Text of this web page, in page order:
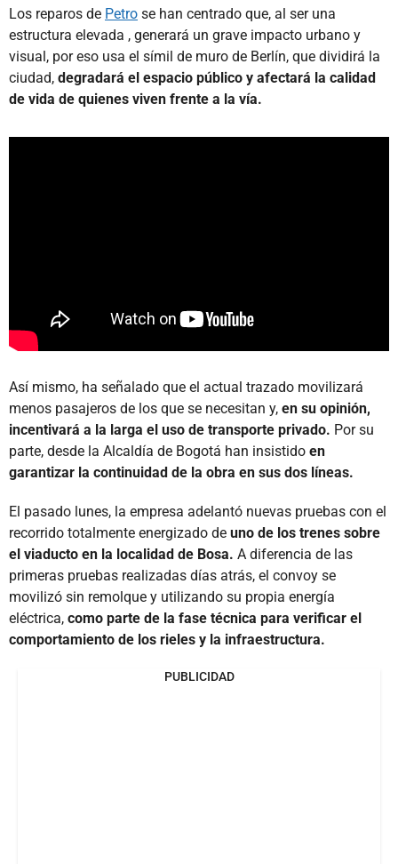
Los reparos de Petro se han centrado que, al ser una
estructura elevada , generará un grave impacto urbano y
visual, por eso usa el símil de muro de Berlín, que dividirá la
ciudad, degradará el espacio público y afectará la calidad
de vida de quienes viven frente a la vía.
Así mismo, ha señalado que el actual trazado movilizará
menos pasajeros de los que se necesitan y, en su opinión,
incentivará a la larga el uso de transporte privado. Por su
parte, desde la Alcaldía de Bogotá han insistido en
garantizar la continuidad de la obra en sus dos líneas.
El pasado lunes, la empresa adelantó nuevas pruebas con el
recorrido totalmente energizado de uno de los trenes sobre
el viaducto en la localidad de Bosa. A diferencia de las
primeras pruebas realizadas días atrás, el convoy se
movilizó sin remolque y utilizando su propia energía
eléctrica, como parte de la fase técnica para verificar el
comportamiento de los rieles y la infraestructura.
PUBLICIDAD